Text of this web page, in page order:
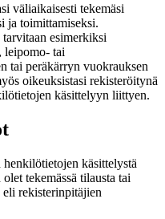
väliaikaisesti tekemäsi
ja toimittamiseksi.
esimerkiksi
leipomo- tai
tai peräkärryn vuokrauksen
oikeuksistasi rekisteröitynä
käsittelyyn liittyen.
käsittelystä
tekemässä tilausta tai
eli rekisterinpitäjien